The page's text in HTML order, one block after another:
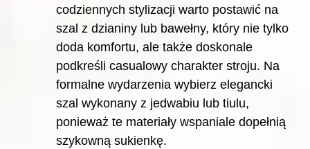
codziennych stylizacji warto postawić na
szal z dzianiny lub bawełny, który nie tylko
doda komfortu, ale także doskonale
podkreśli casualowy charakter stroju. Na
formalne wydarzenia wybierz elegancki
szal wykonany z jedwabiu lub tiulu,
ponieważ te materiały wspaniale dopełnią
szykowną sukienkę.